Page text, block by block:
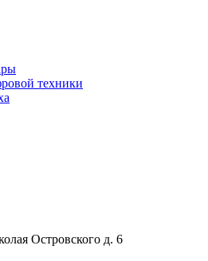
техники
Островского д. 6